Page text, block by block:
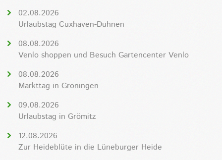
02.08.2026
Urlaubstag Cuxhaven-Duhnen
08.08.2026
Venlo shoppen und Besuch Gartencenter Venlo
08.08.2026
Markttag in Groningen
09.08.2026
Urlaubstag in Grömitz
12.08.2026
Zur Heideblüte in die Lüneburger Heide